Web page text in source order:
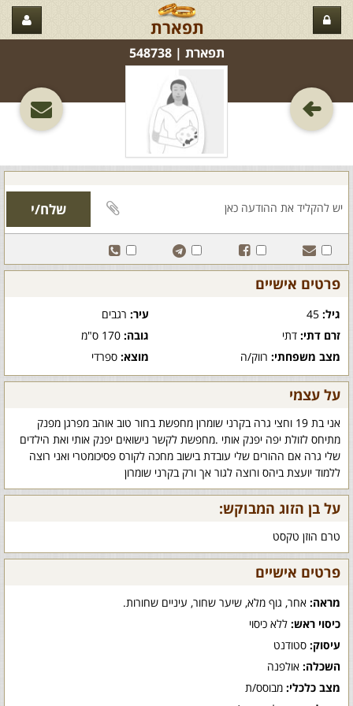
תפארת
תפארת‏ | 548738
פרטים אישיים
גיל: עיר:רגבים
זרם דתי: דתי גובה:170 ס"מ
מצב משפחתי: רווק/ה מוצא:ספרדי
על עצמי
אני בת 19 וחצי גרה בקרני שומרון מחפשת בחור טוב אוהב מפרגן מפנק
מתיחס לזולת יפה יפנק אותי .מחפשת לקשר נישואים יפנק אותי ואת הילדים
שלי גרה אם ההורים שלי עובדת בישוב מחכה לקורס פסיכומטרי ואני רוצה
ללמוד יועצת ביהס ורוצה לגור אך ורק בקרני שומרון
על בן הזוג המבוקש:
טרם הוזן טקסט
פרטים אישיים
מראה: אחר, גוף מלא, שיער שחור, עיניים שחורות.
כיסוי ראש: ללא כיסוי
עיסוק: סטודנט
השכלה: אולפנה
מצב כלכלי: מבוסס/ת